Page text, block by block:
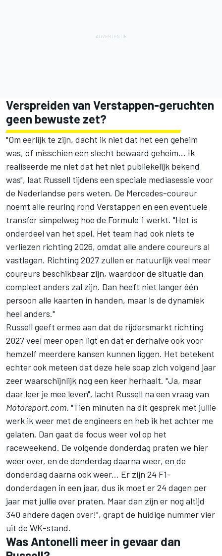
Verspreiden van Verstappen-geruchten
geen bewuste zet?
"Om eerlijk te zijn, dacht ik niet dat het een geheim
was, of misschien een slecht bewaard geheim... Ik
realiseerde me niet dat het niet publiekelijk bekend
was", laat Russell tijdens een speciale mediasessie voor
de Nederlandse pers weten. De Mercedes-coureur
noemt alle reuring rond Verstappen en een eventuele
transfer simpelweg hoe de Formule 1 werkt. "Het is
onderdeel van het spel. Het team had ook niets te
verliezen richting 2026, omdat alle andere coureurs al
vastlagen. Richting 2027 zullen er natuurlijk veel meer
coureurs beschikbaar zijn, waardoor de situatie dan
compleet anders zal zijn. Dan heeft niet langer één
persoon alle kaarten in handen, maar is de dynamiek
heel anders."
Russell geeft ermee aan dat de rijdersmarkt richting
2027 veel meer open ligt en dat er derhalve ook voor
hemzelf meerdere kansen kunnen liggen. Het betekent
echter ook meteen dat deze hele soap zich volgend jaar
zeer waarschijnlijk nog een keer herhaalt. "Ja, maar
daar leer je mee leven", lacht Russell na een vraag van
Motorsport.com. "Tien minuten na dit gesprek met jullie
werk ik weer met de engineers en heb ik het achter me
gelaten. Dan gaat de focus weer vol op het
raceweekend. De volgende donderdag praten we hier
weer over, en de donderdag daarna weer, en de
donderdag daarna ook weer... Er zijn 24 F1-
donderdagen in een jaar, dus ik moet er 24 dagen per
jaar met jullie over praten. Maar dan zijn er nog altijd
340 andere dagen over!", grapt de huidige nummer vier
uit de WK-stand.
Was Antonelli meer in gevaar dan